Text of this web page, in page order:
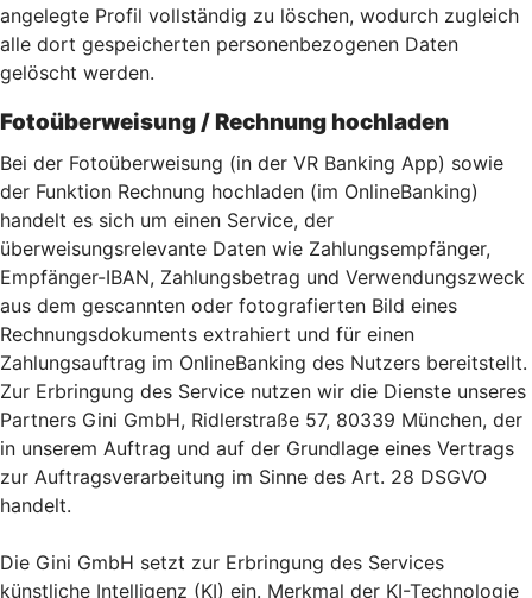
angelegte Profil vollständig zu löschen, wodurch zugleich
alle dort gespeicherten personenbezogenen Daten
gelöscht werden.
Fotoüberweisung / Rechnung hochladen
Bei der Fotoüberweisung (in der VR Banking App) sowie
der Funktion Rechnung hochladen (im OnlineBanking)
handelt es sich um einen Service, der
überweisungsrelevante Daten wie Zahlungsempfänger,
Empfänger-IBAN, Zahlungsbetrag und Verwendungszweck
aus dem gescannten oder fotografierten Bild eines
Rechnungsdokuments extrahiert und für einen
Zahlungsauftrag im OnlineBanking des Nutzers bereitstellt.
Zur Erbringung des Service nutzen wir die Dienste unseres
Partners Gini GmbH, Ridlerstraße 57, 80339 München, der
in unserem Auftrag und auf der Grundlage eines Vertrags
zur Auftragsverarbeitung im Sinne des Art. 28 DSGVO
handelt.
Die Gini GmbH setzt zur Erbringung des Services
künstliche Intelligenz (KI) ein. Merkmal der KI-Technologie